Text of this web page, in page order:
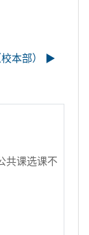
校本部） ▶︎
共课选课不